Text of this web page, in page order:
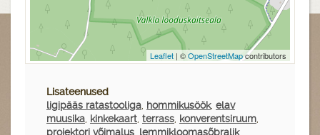
Leaflet | ©OpenStreetMapcontributors
Lisateenused
ligipääs ratastooliga, hommikusöök, elav
muusika, kinkekaart, terrass, konverentsiruum,
projektori võimalus, lemmikloomasõbralik,